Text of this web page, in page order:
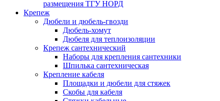
размещения ТГУ НОРД
Крепеж
Дюбели и дюбель-гвозди
Дюбель-хомут
Дюбеля для теплоизоляции
Крепеж сантехнический
Наборы для крепления сантехники
Шпилька сантехническая
Крепление кабеля
Площадки и дюбели для стяжек
Скобы для кабеля